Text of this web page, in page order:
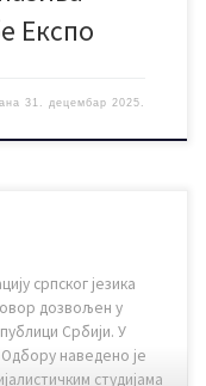
Експо
31. децембар 2025.
српског језика
дозвољен у
Србији. У
наведено је
студијама